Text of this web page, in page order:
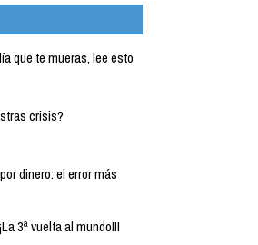
que te mueras, lee esto
crisis?
dinero: el error más
3ª vuelta al mundo!!!